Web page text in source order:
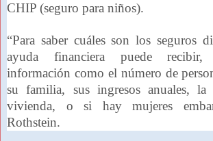
CHIP (seguro para niños).
“Para saber cuáles son los seguros
ayuda financiera puede recibir,
información como el número de
su familia, sus ingresos anuales,
vivienda, o si hay mujeres
Rothstein.